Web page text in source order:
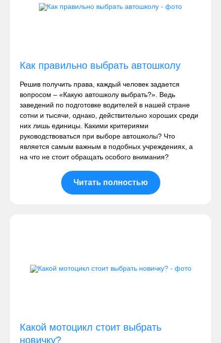
Как правильно выбрать автошколу
Решив получить права, каждый человек задается
вопросом – «Какую автошколу выбрать?». Ведь
заведений по подготовке водителей в нашей стране
сотни и тысячи, однако, действительно хороших среди
них лишь единицы. Какими критериями
руководствоваться при выборе автошколы? Что
является самым важным в подобных учреждениях, а
на что не стоит обращать особого внимания?
Читать полностью
Какой мотоцикл стоит выбрать
новичку?